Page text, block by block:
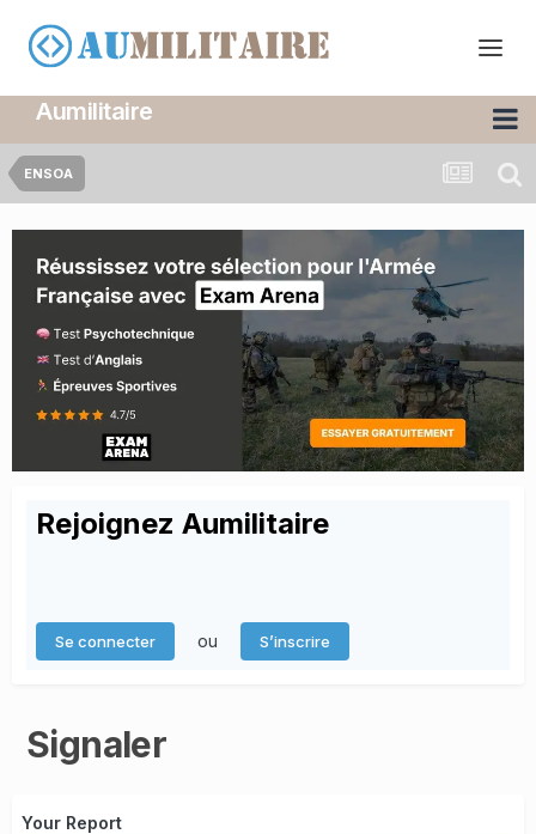
Aumilitaire
ENSOA
Rejoignez Aumilitaire
Se connecter ou S’inscrire
Signaler
Your Report